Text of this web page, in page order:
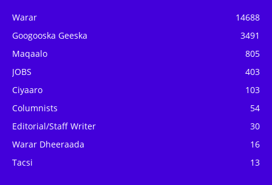
Warar
14688
Googooska Geeska
3491
Maqaalo
805
JOBS
403
Ciyaaro
103
Columnists
54
Editorial/Staff Writer
30
Warar Dheeraada
16
Tacsi
13